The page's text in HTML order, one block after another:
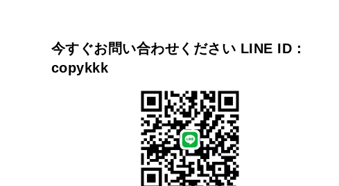
今すぐお問い合わせください LINE ID：
copykkk